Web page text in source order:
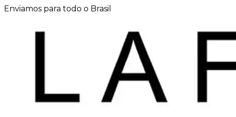
Enviamos para todo o Brasil